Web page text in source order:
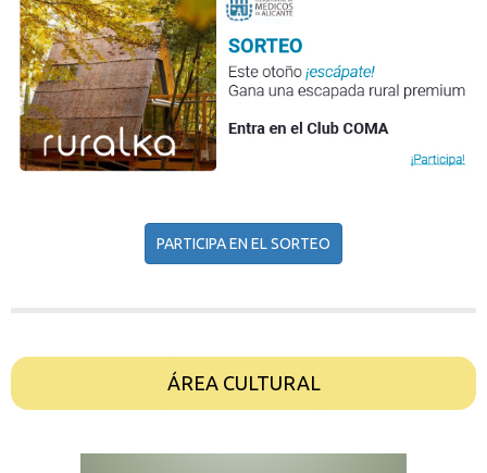
PARTICIPA EN EL SORTEO
ÁREA CULTURAL